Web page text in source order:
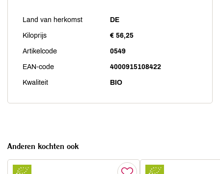
Land van herkomst DE
Kiloprijs € 56,25
Artikelcode 0549
EAN-code 4000915108422
Kwaliteit BIO
Anderen kochten ook